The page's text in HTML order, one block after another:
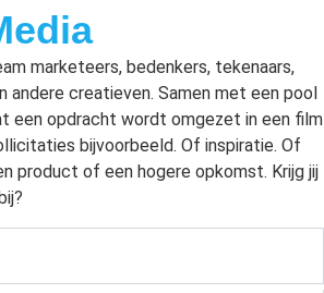
marketeers, bedenkers, tekenaars,
andere creatieven. Samen met een pool
een opdracht wordt omgezet in een film
bijvoorbeeld. Of inspiratie. Of
product of een hogere opkomst. Krijg jij